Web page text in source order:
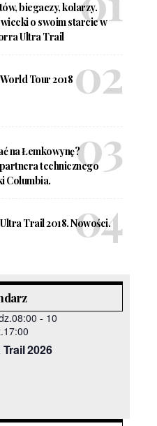
biegaczy, kolarzy.
o swoim starcie w
Ultra Trail
Tour 2018
na Łemkowynę?
technicznego
Columbia.
Trail 2018. Nowości.
- 10
2026